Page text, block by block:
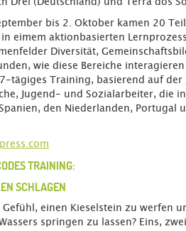
Drei (Deutschland) und Terra dos
bis 2. Oktober kamen 20
eimem aktionbasierten
Diversität,
wie diese Bereiche
tägiges Training, basierend auf der
Jugend- und Sozialarbeiter, die
den Niederlanden, Portugal
TRAINING:
SCHLAGEN
Gefühl, einen Kieselstein zu werfen
springen zu lassen? Eins,